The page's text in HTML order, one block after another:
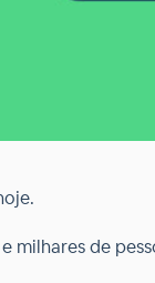
milhares de